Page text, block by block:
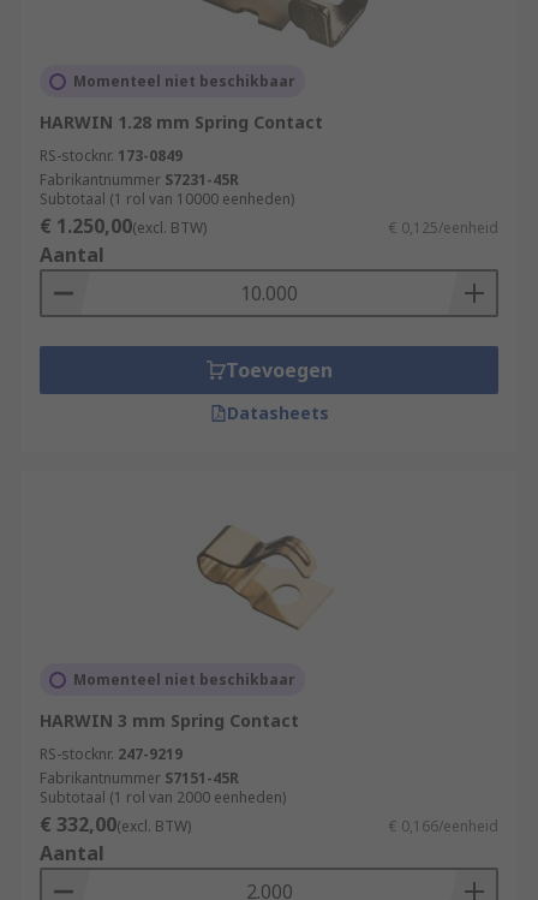
Momenteel niet beschikbaar
HARWIN 1.28 mm Spring Contact
RS-stocknr. 173-0849
Fabrikantnummer S7231-45R
Subtotaal (1 rol van 10000 eenheden)
€ 1.250,00(excl. BTW) € 0,125/eenheid
Aantal
Toevoegen
Datasheets
Momenteel niet beschikbaar
HARWIN 3 mm Spring Contact
RS-stocknr. 247-9219
Fabrikantnummer S7151-45R
Subtotaal (1 rol van 2000 eenheden)
€ 332,00(excl. BTW) € 0,166/eenheid
Aantal